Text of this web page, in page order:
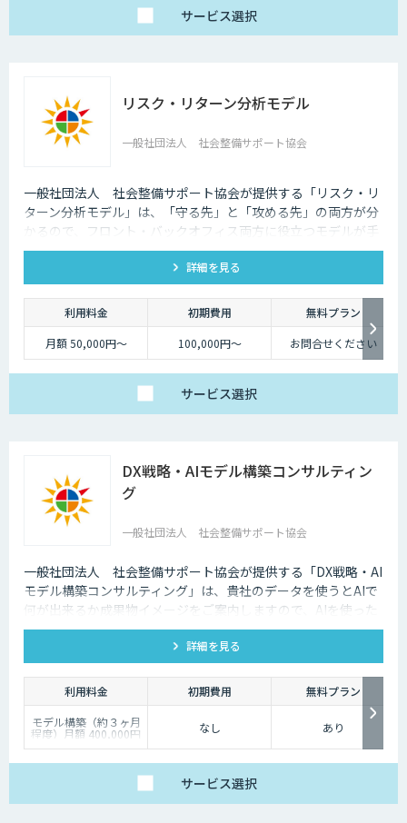
サービス選択
リスク・リターン分析モデル
一般社団法人 社会整備サポート協会
一般社団法人 社会整備サポート協会が提供する「リスク・リ
ターン分析モデル」は、「守る先」と「攻める先」の両方が分
かるので、フロント・バックオフィス両方に役立つモデルが手
に入ります。
詳細を見る
利用料金 初期費用
無料プラン
月額 50,000円～
100,000円～ お問合せください
サービス選択
DX戦略・AIモデル構築コンサルティン
グ
一般社団法人 社会整備サポート協会
一般社団法人 社会整備サポート協会が提供する「DX戦略・AI
モデル構築コンサルティング」は、貴社のデータを使うとAIで
何が出来るか成果物イメージをご案内しますので、AIを使った
DX戦略について詳細な社内検討ができます。データ整備、デー
タの持ち方、モデルの候補選定から、仮想モデルを作って成果
物を共有し、貴社のDX戦略構築をサポートします。
詳細を見る
利用料金 初期費用
無料プラン
モデル構築（約３ヶ月
程度）月額 400,000円
～
なし あり
サービス選択